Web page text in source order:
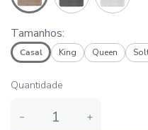
Tamanhos:
Casal King Queen
Quantidade
＋
－